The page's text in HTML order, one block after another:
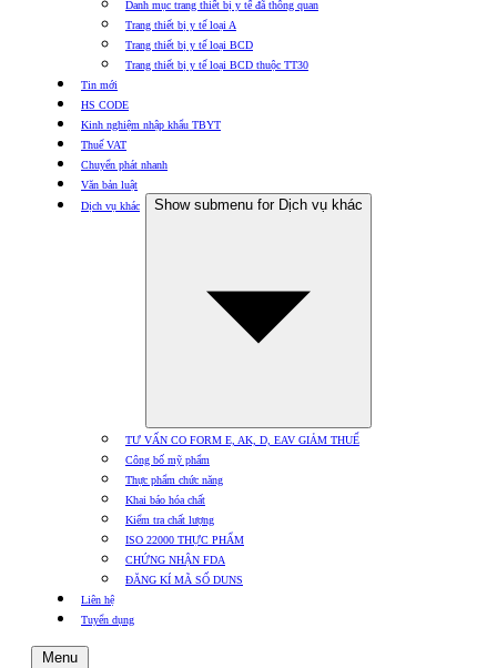
Danh mục trang thiết bị y tế đã thông quan
Trang thiết bị y tế loại A
Trang thiết bị y tế loại BCD
Trang thiết bị y tế loại BCD thuộc TT30
Tin mới
HS CODE
Kinh nghiệm nhập khẩu TBYT
Thuế VAT
Chuyển phát nhanh
Văn bản luật
Dịch vụ khác
Show submenu for Dịch vụ khác
TƯ VẤN CO FORM E, AK, D, EAV GIẢM THUẾ
Công bố mỹ phẩm
Thực phẩm chức năng
Khai báo hóa chất
Kiểm tra chất lượng
ISO 22000 THỰC PHẨM
CHỨNG NHẬN FDA
ĐĂNG KÍ MÃ SỐ DUNS
Liên hệ
Tuyển dụng
Menu